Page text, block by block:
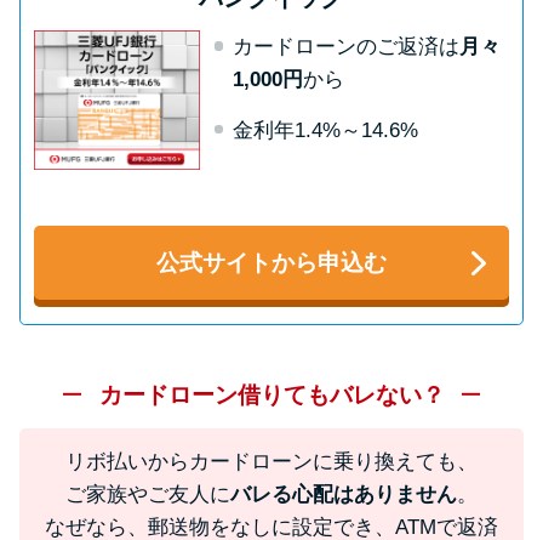
方法はどれ？
年収が低い＆他社借入があると
落ちる？バンクイックの口コミ
を分析
みずほ銀行カードローンの問い
合わせ先とシーン別の問い合わ
せ方法
カードローンのご返済は月々
1,000円 から
金利年1.4%～14.6%
公式サイトから申込む
カードローン借りてもバレない？
リボ払いからカードローンに乗り換えても、
ご家族やご友人にバレる心配はありません。
なぜなら、郵送物をなしに設定でき、ATMで返済